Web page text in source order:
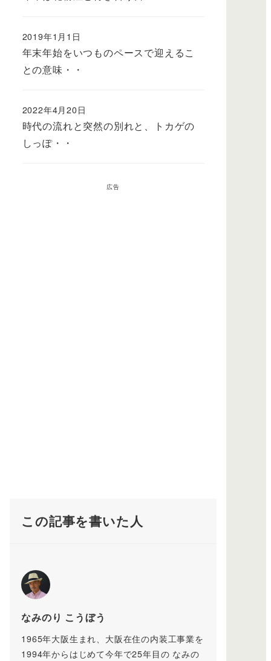
年末年始をいつものペースで迎えるこ
との意味・・
2019年1月1日
時代の流れと突然の別れと、トカゲの
しっぽ・・
2022年4月20日
広告
この記事を書いた人
なみのり こうぼう
1965年大阪生まれ、大阪在住の内装工事業を
1994年からはじめて今年で25年目の なみの